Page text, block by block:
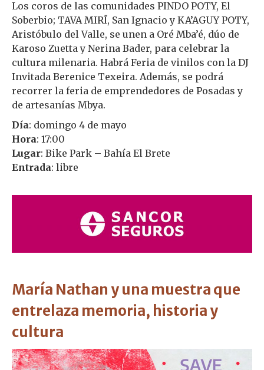
Los coros de las comunidades PINDO POTY, El
Soberbio; TAVA MIRĪ, San Ignacio y KA’AGUY POTY,
Aristóbulo del Valle, se unen a Oré Mba’é, dúo de
Karoso Zuetta y Nerina Bader, para celebrar la
cultura milenaria. Habrá Feria de vinilos con la DJ
Invitada Berenice Texeira. Además, se podrá
recorrer la feria de emprendedores de Posadas y
de artesanías Mbya.
Día: domingo 4 de mayo
Hora: 17:00
Lugar: Bike Park – Bahía El Brete
Entrada: libre
María Nathan y una muestra que
entrelaza memoria, historia y
cultura